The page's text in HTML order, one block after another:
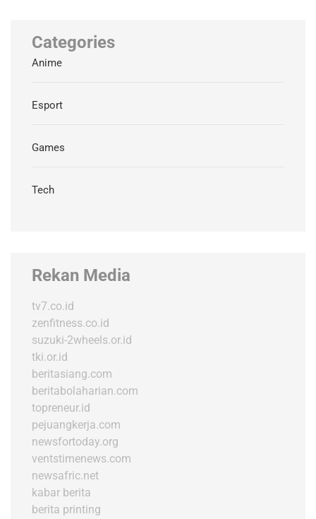
Categories
Anime
Esport
Games
Tech
Rekan Media
tv7.co.id
zenfitness.co.id
suzuki-2wheels.or.id
tki.or.id
beritasiang.com
beritabolaharian.com
topreneur.id
pejuangkerja.com
newsfortoday.org
ventstimenews.com
newsafric.net
kabar berita
berita printing